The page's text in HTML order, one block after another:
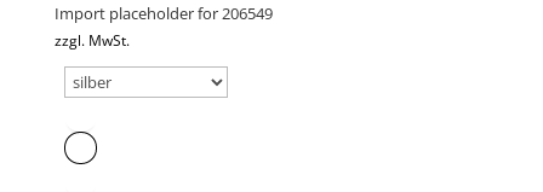
Import placeholder for 206549
zzgl. MwSt.